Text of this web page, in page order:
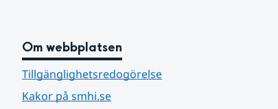
Om webbplatsen
Tillgänglighetsredogörelse
Kakor på smhi.se